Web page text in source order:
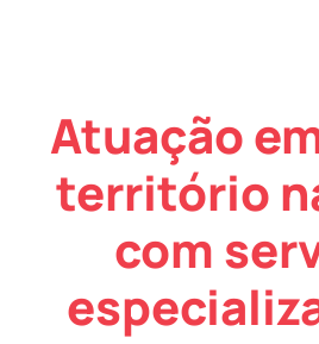
Atuação
território
com